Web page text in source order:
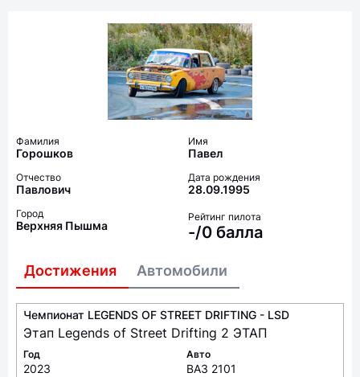
Фамилия
Горошков
Имя
Павел
Отчество
Павлович
Дата рождения
28.09.1995
Город
Верхняя Пышма
Рейтинг пилота
-/0 балла
Достижения Автомобили
Чемпионат LEGENDS OF STREET DRIFTING - LSD
Этап Legends of Street Drifting 2 ЭТАП
Год
2023
Авто
ВАЗ 2101